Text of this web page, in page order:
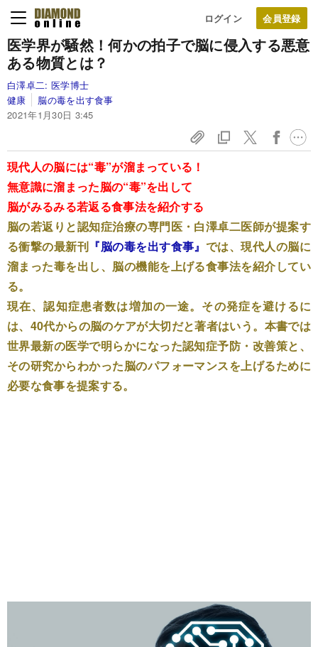
ログイン
医学界が騒然！何かの拍子で脳に侵入する悪意
ある物質とは？
白澤卓二: 医学博士
健康
脳の毒を出す食事
2021年1月30日 3:45
現代人の脳には“毒”が溜まっている！
無意識に溜まった脳の“毒”を出して
脳がみるみる若返る食事法を紹介する
脳の若返りと認知症治療の専門医・白澤卓二医師が提案す
る衝撃の最新刊 『脳の毒を出す食事』 では、現代人の脳に
溜まった毒を出し、脳の機能を上げる食事法を紹介してい
る。
現在、認知症患者数は増加の一途。その発症を避けるに
は、40代からの脳のケアが大切だと著者はいう。本書では
世界最新の医学で明らかになった認知症予防・改善策と、
その研究からわかった脳のパフォーマンスを上げるために
必要な食事を提案する。